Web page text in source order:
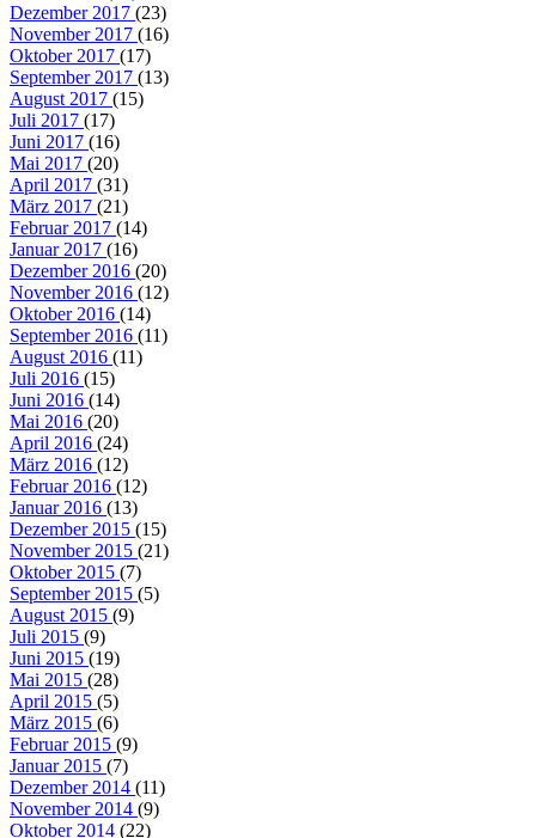
Dezember 2017 (23)
November 2017 (16)
Oktober 2017 (17)
September 2017 (13)
August 2017 (15)
Juli 2017 (17)
Juni 2017 (16)
Mai 2017 (20)
April 2017 (31)
März 2017 (21)
Februar 2017 (14)
Januar 2017 (16)
Dezember 2016 (20)
November 2016 (12)
Oktober 2016 (14)
September 2016 (11)
August 2016 (11)
Juli 2016 (15)
Juni 2016 (14)
Mai 2016 (20)
April 2016 (24)
März 2016 (12)
Februar 2016 (12)
Januar 2016 (13)
Dezember 2015 (15)
November 2015 (21)
Oktober 2015 (7)
September 2015 (5)
August 2015 (9)
Juli 2015 (9)
Juni 2015 (19)
Mai 2015 (28)
April 2015 (5)
März 2015 (6)
Februar 2015 (9)
Januar 2015 (7)
Dezember 2014 (11)
November 2014 (9)
Oktober 2014 (22)